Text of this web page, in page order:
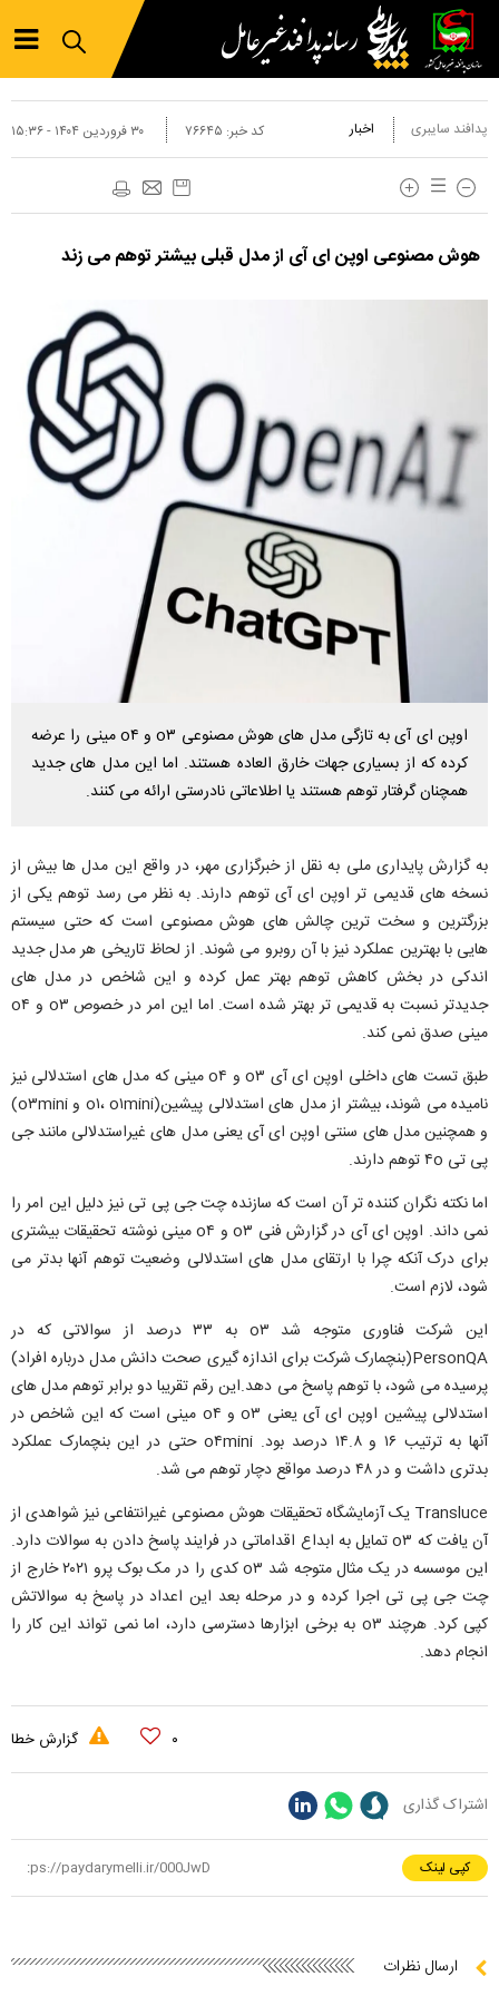
پدافند سایبری اخبار ۳۰ فروردين ۱۴۰۴ - ۱۵:۳۶ کد خبر: ۷۶۶۴۵
هوش مصنوعی اوپن ای آی از مدل قبلی بیشتر توهم می زند
اوپن ای آی به تازگی مدل های هوش مصنوعی o۳ و o۴ مینی را عرضه
کرده که از بسیاری جهات خارق العاده هستند. اما این مدل های جدید
همچنان گرفتار توهم هستند یا اطلاعاتی نادرستی ارائه می کنند.
به گزارش پایداری ملی به نقل از خبرگزاری مهر، در واقع این مدل ها بیش از
نسخه های قدیمی تر اوپن ای آی توهم دارند. به نظر می رسد توهم یکی از
بزرگترین و سخت ترین چالش های هوش مصنوعی است که حتی سیستم
هایی با بهترین عملکرد نیز با آن روبرو می شوند. از لحاظ تاریخی هر مدل جدید
اندکی در بخش کاهش توهم بهتر عمل کرده و این شاخص در مدل های
جدیدتر نسبت به قدیمی تر بهتر شده است. اما این امر در خصوص o۳ و o۴
مینی صدق نمی کند.
طبق تست های داخلی اوپن ای آی o۳ و o۴ مینی که مدل های استدلالی نیز
نامیده می شوند، بیشتر از مدل های استدلالی پیشین(o۱، o۱mini و o۳mini)
و همچنین مدل های سنتی اوپن ای آی یعنی مدل های غیراستدلالی مانند جی
پی تی ۴o توهم دارند.
اما نکته نگران کننده تر آن است که سازنده چت جی پی تی نیز دلیل این امر را
نمی داند. اوپن ای آی در گزارش فنی o۳ و o۴ مینی نوشته تحقیقات بیشتری
برای درک آنکه چرا با ارتقای مدل های استدلالی وضعیت توهم آنها بدتر می
شود، لازم است.
این شرکت فناوری متوجه شد o۳ به ۳۳ درصد از سوالاتی که در
PersonQA(بنچمارک شرکت برای اندازه گیری صحت دانش مدل درباره افراد)
پرسیده می شود، با توهم پاسخ می دهد.این رقم تقریبا دو برابر توهم مدل های
استدلالی پیشین اوپن ای آی یعنی o۳ و o۴ مینی است که این شاخص در
آنها به ترتیب ۱۶ و ۱۴.۸ درصد بود. o۴mini حتی در این بنچمارک عملکرد
بدتری داشت و در ۴۸ درصد مواقع دچار توهم می شد.
Transluce یک آزمایشگاه تحقیقات هوش مصنوعی غیرانتفاعی نیز شواهدی از
آن یافت که o۳ تمایل به ابداع اقداماتی در فرایند پاسخ دادن به سوالات دارد.
این موسسه در یک مثال متوجه شد o۳ کدی را در مک بوک پرو ۲۰۲۱ خارج از
چت جی پی تی اجرا کرده و در مرحله بعد این اعداد در پاسخ به سوالاتش
کپی کرد. هرچند o۳ به برخی ابزارها دسترسی دارد، اما نمی تواند این کار را
انجام دهد.
۰ گزارش خطا
اشتراک گذاری
کپی لینک
ارسال نظرات